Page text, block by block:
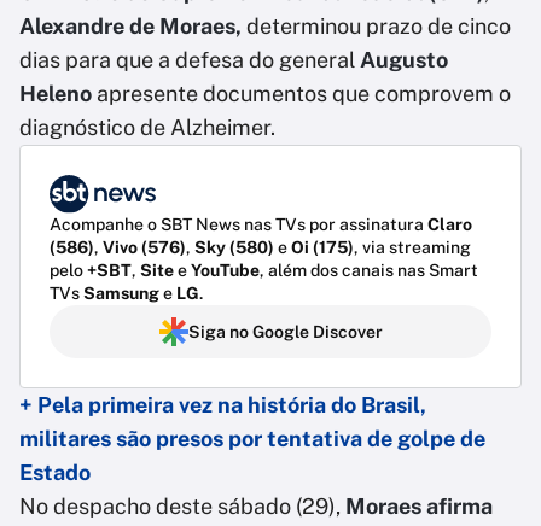
Alexandre de Moraes, determinou prazo de cinco
dias para que a defesa do general Augusto
Heleno apresente documentos que comprovem o
diagnóstico de Alzheimer.
Acompanhe o SBT News nas TVs por assinatura Claro
(586), Vivo (576), Sky (580) eOi (175), via streaming
pelo+SBT, SiteeYouTube, além dos canais nas Smart
TVsSamsunge LG.
Siga no Google Discover
+ Pela primeira vez na história do Brasil,
militares são presos por tentativa de golpe de
Estado
No despacho deste sábado (29), Moraes afirma